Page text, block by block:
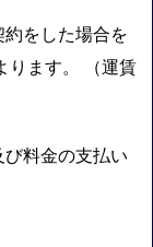
をした場合を
ります。 （運賃
料金の支払い